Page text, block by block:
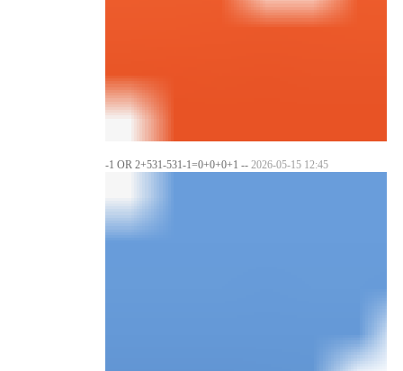
-1 OR 2+531-531-1=0+0+0+1 --2026-05-15 12:45